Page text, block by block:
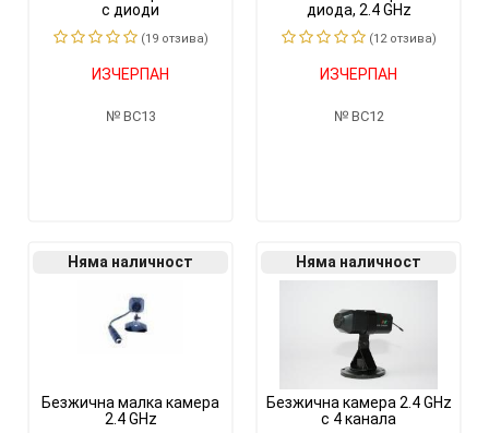
с диоди
(19 отзивa)
ИЗЧЕРПАН
BC13
диода, 2.4 GHz
(12 отзивa)
ИЗЧЕРПАН
BC12
Няма наличност
Безжична малка камера
2.4 GHz
Няма наличност
Безжична камера 2.4 GHz
с 4 канала